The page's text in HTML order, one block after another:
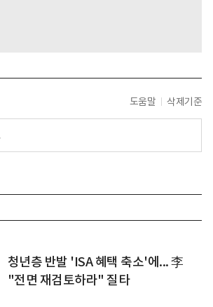
도움말 삭제기준
청년층 반발 'ISA 혜택 축소'에... 李
"전면 재검토하라" 질타